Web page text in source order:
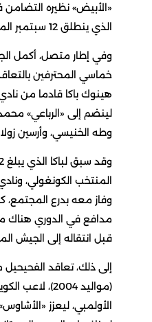
«الأبيض» نظيره التضامن
الذي ينطلق 12 سبتمبر المقبل.
وفي إطار متصل، أكمل
خماسي المحترفين
هينوك باكا قادما من
لينضم إلى «الرباعي»
وطه الخنيسي، وأرسين زولا.
المنتخب الكونغولي،
وفاز معه بدرع
قبل انتقاله إلى الجيش
إلى ذلك، تعاقد الفحيحيل
(مواليد 2004)،
الأولمبي، ليعزز